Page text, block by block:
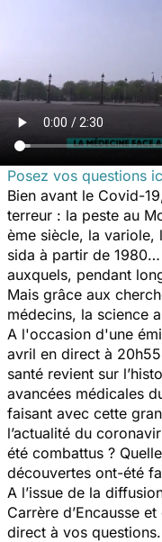
Posez vos questions
Bien avant le Covid-
terreur : la peste au
ème siècle, la variole,
sida à partir de
auxquels, pendant
Mais grâce aux
médecins, la science
A l'occasion d'une
avril en direct à
santé revient sur
avancées médicales
faisant avec cette
l’actualité du
été combattus ?
découvertes ont-été
A l’issue de la
Carrère d’Encausse
direct à vos questions.